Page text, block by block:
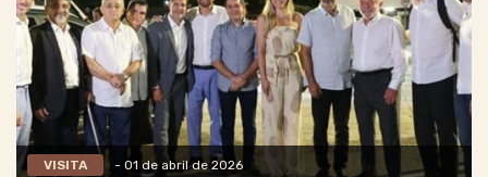
VISITA - 01 de abril de 2026